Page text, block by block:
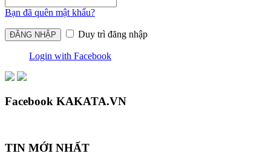
Bạn đã quên mật khẩu?
Duy trì đăng nhập
Login with Facebook
Facebook KAKATA.VN
TIN MỚI NHẤT